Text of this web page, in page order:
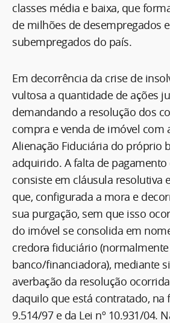
classes média e baixa, que
de milhões de desempregados
subempregados do país.
Em decorrência da crise de
vultosa a quantidade de ações
demandando a resolução dos
compra e venda de imóvel com
Alienação Fiduciária do próprio
adquirido. A falta de pagamento
consiste em cláusula resolutiva
que, configurada a mora e
sua purgação, sem que isso
do imóvel se consolida em
credorafiduciário
banco/financiadora), mediante
averbação da resolução
daquilo que está contratado, na
9.514/97 e da Lei nº 10.931/04.